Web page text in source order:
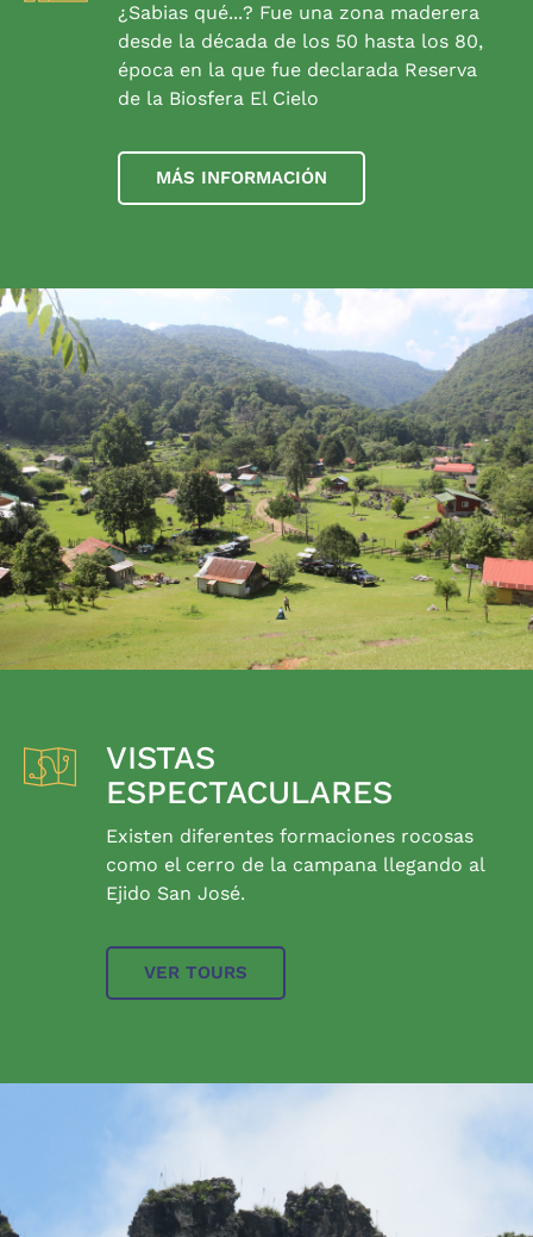
¿Sabias qué...? Fue una zona maderera
desde la década de los 50 hasta los 80,
época en la que fue declarada Reserva
de la Biosfera El Cielo
MÁS INFORMACIÓN
VISTAS
ESPECTACULARES
Existen diferentes formaciones rocosas
como el cerro de la campana llegando al
Ejido San José.
VER TOURS